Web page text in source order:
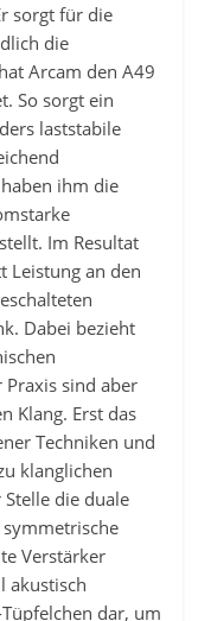
sorgt für die
die
Arcam den A49
So sorgt ein
laststabile
ihm die
Im Resultat
Leistung an den
Dabei bezieht
sind aber
Klang. Erst das
Techniken und
klanglichen
die duale
Verstärker
akustisch
dar, um